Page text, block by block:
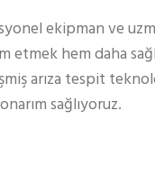
ekipman ve
hem daha
arıza tespit
sağlıyoruz.